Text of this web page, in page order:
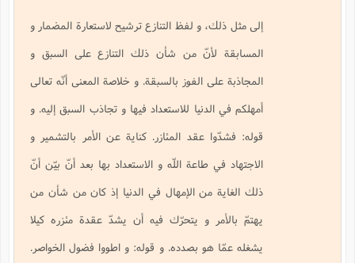
إلى مثل ذلك، و لفظ التنازع ترشيح لاستعارة المضمار و
المسابقة لأنّ من شأن ذلك التنازع على السبق و
المجاذبة على الفوز بالسبقة. و خلاصة المعنى أنّه تعالى
أمهلكم في الدنيا للاستعداد فيها و تجاذب السبق إليه. و
قوله: فشدّوا عقد المئازر. كناية عن الأمر بالتشمير و
الاجتهاد في طاعة اللّه و الاستعداد بها بعد أنّ بيّن أنّ
ذلك الغاية من الإمهال في الدنيا إذ كان من شأن من
يهتمّ بالأمر و يتحرّك فيه أن يشدّ عقدة مئزره كيلا
يشغله عمّا هو بصدده. و قوله: و اطووا فضول الخواصر.